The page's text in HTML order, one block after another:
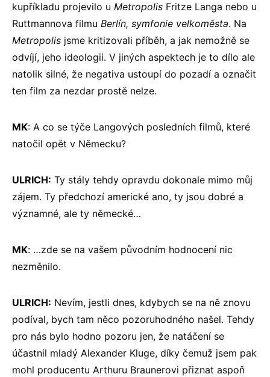
kupříkladu projevilo u Metropolis Fritze Langa nebo u
Ruttmannova filmu Berlín, symfonie velkoměsta. Na
Metropolis jsme kritizovali příběh, a jak nemožně se
odvíjí, jeho ideologii. V jiných aspektech je to dílo ale
natolik silné, že negativa ustoupí do pozadí a označit
ten film za nezdar prostě nelze.
MK: A co se týče Langových posledních filmů, které
natočil opět v Německu?
ULRICH: Ty stály tehdy opravdu dokonale mimo můj
zájem. Ty předchozí americké ano, ty jsou dobré a
významné, ale ty německé…
MK: …zde se na vašem původním hodnocení nic
nezměnilo.
ULRICH: Nevím, jestli dnes, kdybych se na ně znovu
podíval, bych tam něco pozoruhodného našel. Tehdy
pro nás bylo hodno pozoru jen, že natáčení se
účastnil mladý Alexander Kluge, díky čemuž jsem pak
mohl producentu Arthuru Braunerovi přiznat aspoň